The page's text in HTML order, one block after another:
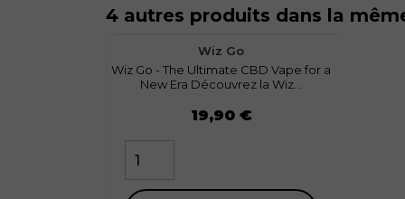
4 autres produits dans la
Wiz Go
Wiz Go - The Ultimate CBD Vape for a
New Era Découvrez la Wiz...
19,90 €